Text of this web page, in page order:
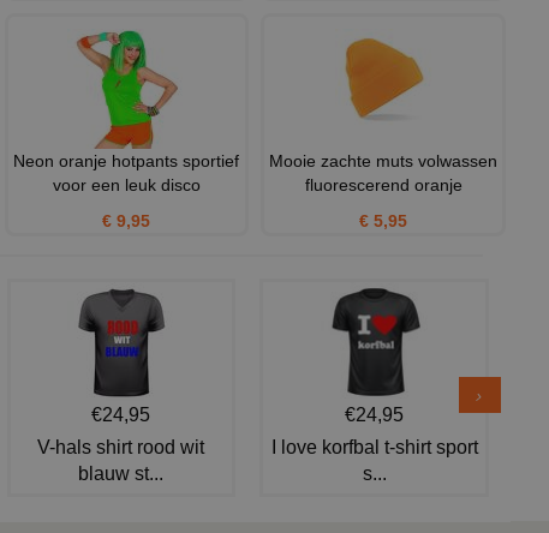
Neon oranje hotpants sportief
voor een leuk disco
€ 9,95
Mooie zachte muts volwassen
fluorescerend oranje
€ 5,95
€24,95
V-hals shirt rood wit
blauw st...
€24,95
I love korfbal t-shirt sport
s...